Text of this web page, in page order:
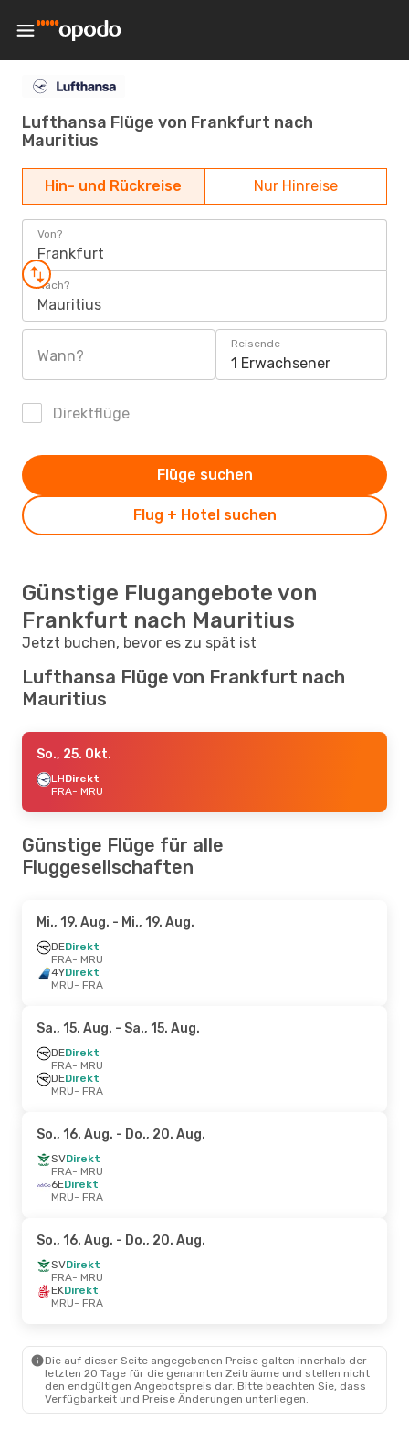
Lufthansa Flüge von Frankfurt nach
Mauritius
Hin- und Rückreise Nur Hinreise
Von?
Frankfurt
Nach?
Mauritius
Wann?
Reisende
1 Erwachsener
Direktflüge
Flug + Hotel suchen
Flüge suchen
Günstige Flugangebote von
Frankfurt nach Mauritius
Jetzt buchen, bevor es zu spät ist
Lufthansa Flüge von Frankfurt nach
Mauritius
So., 25. Okt.
LHDirekt
FRA- MRU
Günstige Flüge für alle
Fluggesellschaften
Mi., 19. Aug. - Mi., 19. Aug.
DEDirekt
FRA- MRU
4YDirekt
MRU- FRA
Sa., 15. Aug. - Sa., 15. Aug.
DEDirekt
FRA- MRU
DEDirekt
MRU- FRA
So., 16. Aug. - Do., 20. Aug.
SVDirekt
FRA- MRU
6EDirekt
MRU- FRA
So., 16. Aug. - Do., 20. Aug.
SVDirekt
FRA- MRU
EKDirekt
MRU- FRA
Die auf dieser Seite angegebenen Preise galten innerhalb der
letzten 20 Tage für die genannten Zeiträume und stellen nicht
den endgültigen Angebotspreis dar. Bitte beachten Sie, dass
Verfügbarkeit und Preise Änderungen unterliegen.